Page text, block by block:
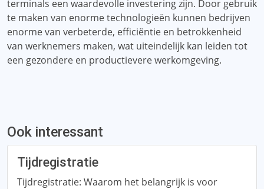
terminals een waardevolle investering zijn. Door gebruik
te maken van enorme technologieën kunnen bedrijven
enorme van verbeterde, efficiëntie en betrokkenheid
van werknemers maken, wat uiteindelijk kan leiden tot
een gezondere en productievere werkomgeving.
Ook interessant
Tijdregistratie
Tijdregistratie: Waarom het belangrijk is voor